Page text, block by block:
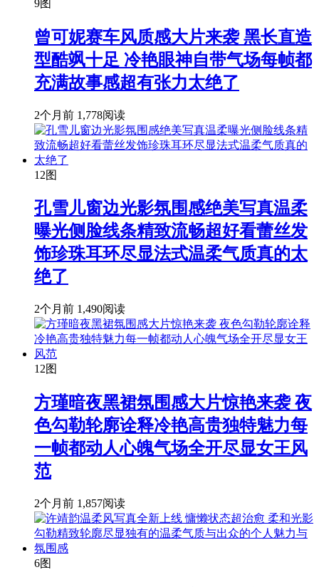
9图
曾可妮赛车风质感大片来袭 黑长直造
型酷飒十足 冷艳眼神自带气场每帧都
充满故事感超有张力太绝了
2个月前 1,778阅读
12图
孔雪儿窗边光影氛围感绝美写真温柔
曝光侧脸线条精致流畅超好看蕾丝发
饰珍珠耳环尽显法式温柔气质真的太
绝了
2个月前 1,490阅读
12图
方瑾暗夜黑裙氛围感大片惊艳来袭 夜
色勾勒轮廓诠释冷艳高贵独特魅力每
一帧都动人心魄气场全开尽显女王风
范
2个月前 1,857阅读
6图